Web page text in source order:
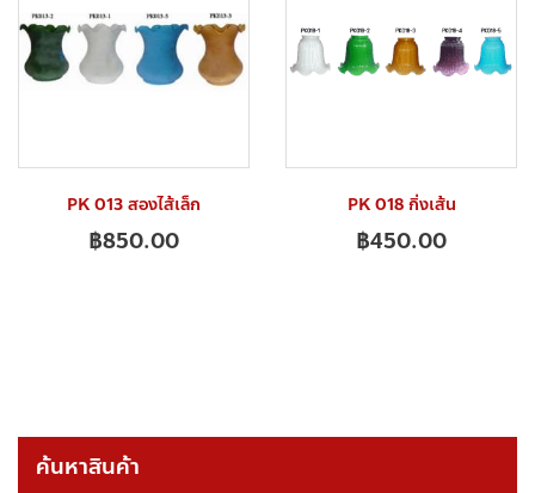
PK 013 สองไส้เล็ก
฿850.00
PK 018 กิ่งเส้น
฿450.00
ค้นหาสินค้า